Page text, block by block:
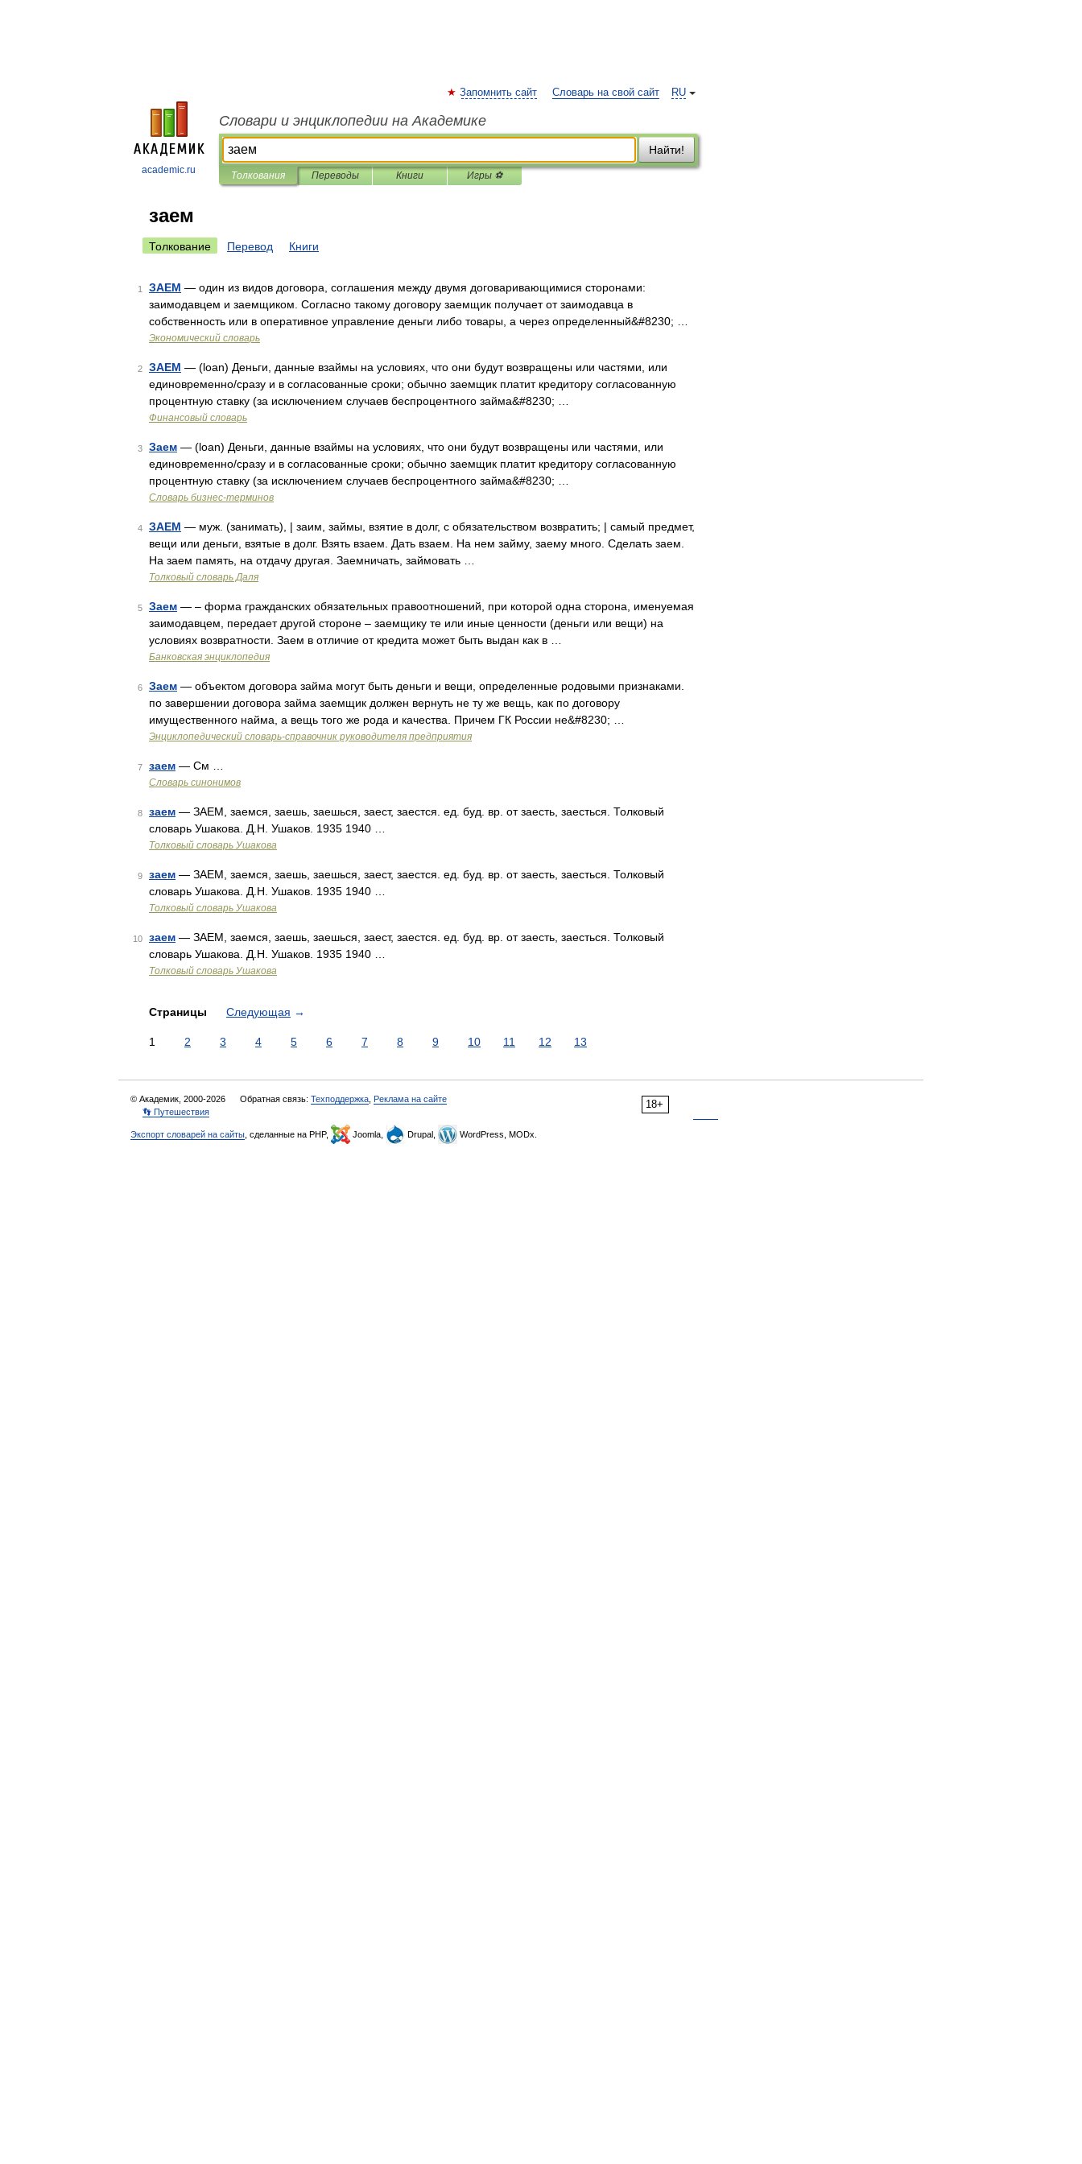
academic.ru
RU
Запомнить сайт Словарь на свой сайт
Словари и энциклопедии на Академике
Найти!
Толкования Переводы Книги Игры ⚽
заем
Толкование Перевод Книги
1 ЗАЕМ — один из видов договора, соглашения между двумя договаривающимися сторонами:
заимодавцем и заемщиком. Согласно такому договору заемщик получает от заимодавца в
собственность или в оперативное управление деньги либо товары, а через определенный&#8230; …
Экономический словарь
2 ЗАЕМ — (loan) Деньги, данные взаймы на условиях, что они будут возвращены или частями, или
единовременно/сразу и в согласованные сроки; обычно заемщик платит кредитору согласованную
процентную ставку (за исключением случаев беспроцентного займа&#8230; …
Финансовый словарь
3 Заем — (loan) Деньги, данные взаймы на условиях, что они будут возвращены или частями, или
единовременно/сразу и в согласованные сроки; обычно заемщик платит кредитору согласованную
процентную ставку (за исключением случаев беспроцентного займа&#8230; …
Словарь бизнес-терминов
4 ЗАЕМ — муж. (занимать), | заим, займы, взятие в долг, с обязательством возвратить; | самый предмет,
вещи или деньги, взятые в долг. Взять взаем. Дать взаем. На нем займу, заему много. Сделать заем.
На заем память, на отдачу другая. Заемничать, займовать …
Толковый словарь Даля
5 Заем — – форма гражданских обязательных правоотношений, при которой одна сторона, именуемая
заимодавцем, передает другой стороне – заемщику те или иные ценности (деньги или вещи) на
условиях возвратности. Заем в отличие от кредита может быть выдан как в …
Банковская энциклопедия
6 Заем — объектом договора займа могут быть деньги и вещи, определенные родовыми признаками.
по завершении договора займа заемщик должен вернуть не ту же вещь, как по договору
имущественного найма, а вещь того же рода и качества. Причем ГК России не&#8230; …
Энциклопедический словарь-справочник руководителя предприятия
7 заем — См …
Словарь синонимов
8 заем — ЗАЕМ, заемся, заешь, заешься, заест, заестся. ед. буд. вр. от заесть, заесться. Толковый
словарь Ушакова. Д.Н. Ушаков. 1935 1940 …
Толковый словарь Ушакова
9 заем — ЗАЕМ, заемся, заешь, заешься, заест, заестся. ед. буд. вр. от заесть, заесться. Толковый
словарь Ушакова. Д.Н. Ушаков. 1935 1940 …
Толковый словарь Ушакова
10 заем — ЗАЕМ, заемся, заешь, заешься, заест, заестся. ед. буд. вр. от заесть, заесться. Толковый
словарь Ушакова. Д.Н. Ушаков. 1935 1940 …
Толковый словарь Ушакова
Страницы Следующая →
1 2 3 4 5 6 7 8 9 10 11 12 13
18+
© Академик, 2000-2026 Обратная связь: Техподдержка Реклама на сайте
👣 Путешествия
Экспорт словарей на сайты , сделанные на PHP, Joomla, Drupal, WordPress, MODx.